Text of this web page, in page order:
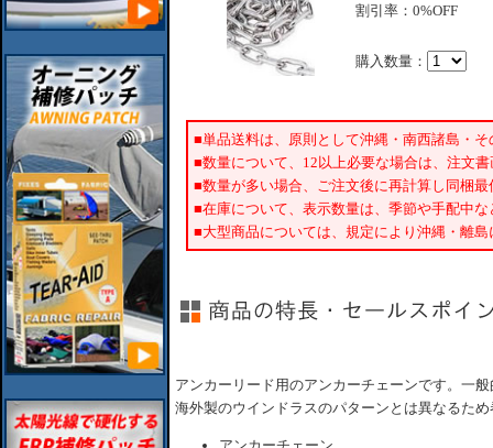
割引率：0%OFF
購入数量：
■単品送料は、原則として沖縄・南西諸島・
■数量について、12以上必要な場合は、注文
■数量が多い場合、ご注文後に再計算し同梱
■在庫について、表示数量は、季節や手配中
■大型商品については、規定により沖縄・離
アンカーリード用のアンカーチェーンです。一
海外製のウインドラスのパターンとは異なるた